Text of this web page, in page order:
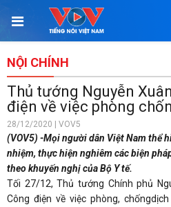
NỘI CHÍNH
Thủ tướng Nguyễn
điện về việc phòng
28/12/2020 | VOV5
(VOV5) -Mọi người dân Việt Nam thể
nhiệm, thực hiện nghiêm các biện
theo khuyến nghị của Bộ Y tế.
Tối 27/12, Thủ tướng Chính phủ
Công điện về việc phòng,